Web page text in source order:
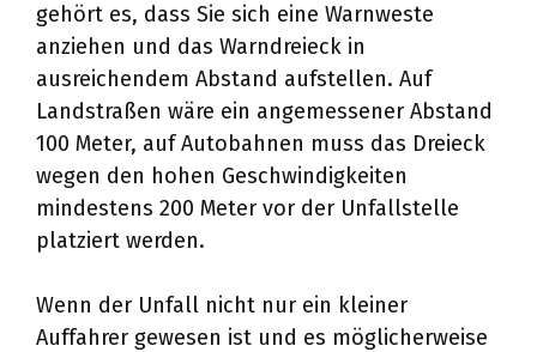
gehört es, dass Sie sich eine Warnweste
anziehen und das Warndreieck in
ausreichendem Abstand aufstellen. Auf
Landstraßen wäre ein angemessener Abstand
100 Meter, auf Autobahnen muss das Dreieck
wegen den hohen Geschwindigkeiten
mindestens 200 Meter vor der Unfallstelle
platziert werden.
Wenn der Unfall nicht nur ein kleiner
Auffahrer gewesen ist und es möglicherweise